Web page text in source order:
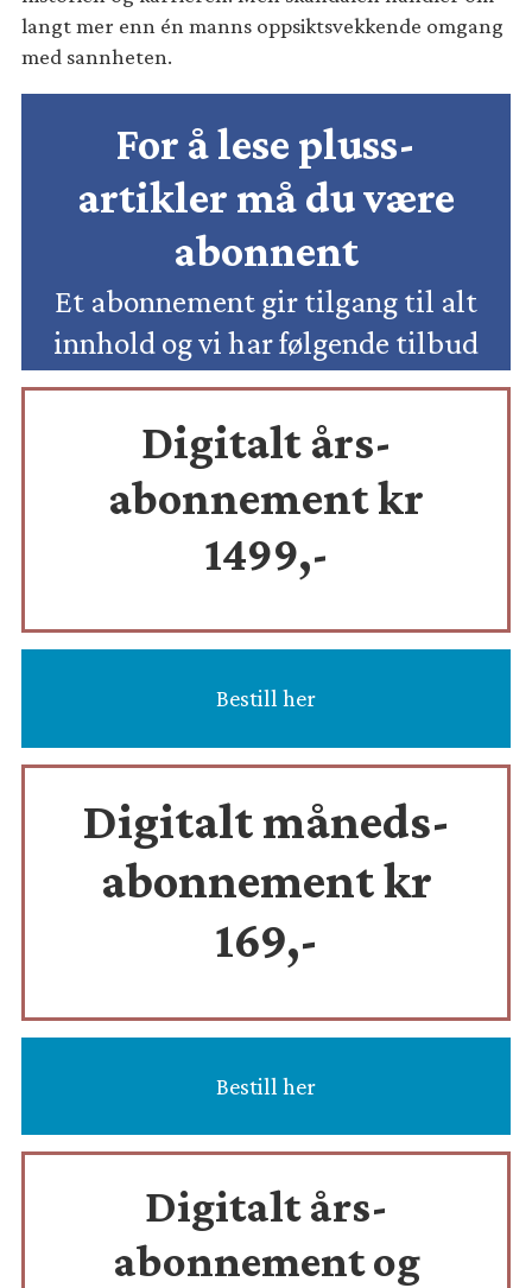
langt mer enn én manns oppsiktsvekkende omgang
med sannheten.
For å lese pluss-
artikler må du være
abonnent
Et abonnement gir tilgang til alt
innhold og vi har følgende tilbud
Digitalt års-
abonnement kr
1499,-
Bestill her
Digitalt måneds-
abonnement kr
169,-
Bestill her
Digitalt års-
abonnement og